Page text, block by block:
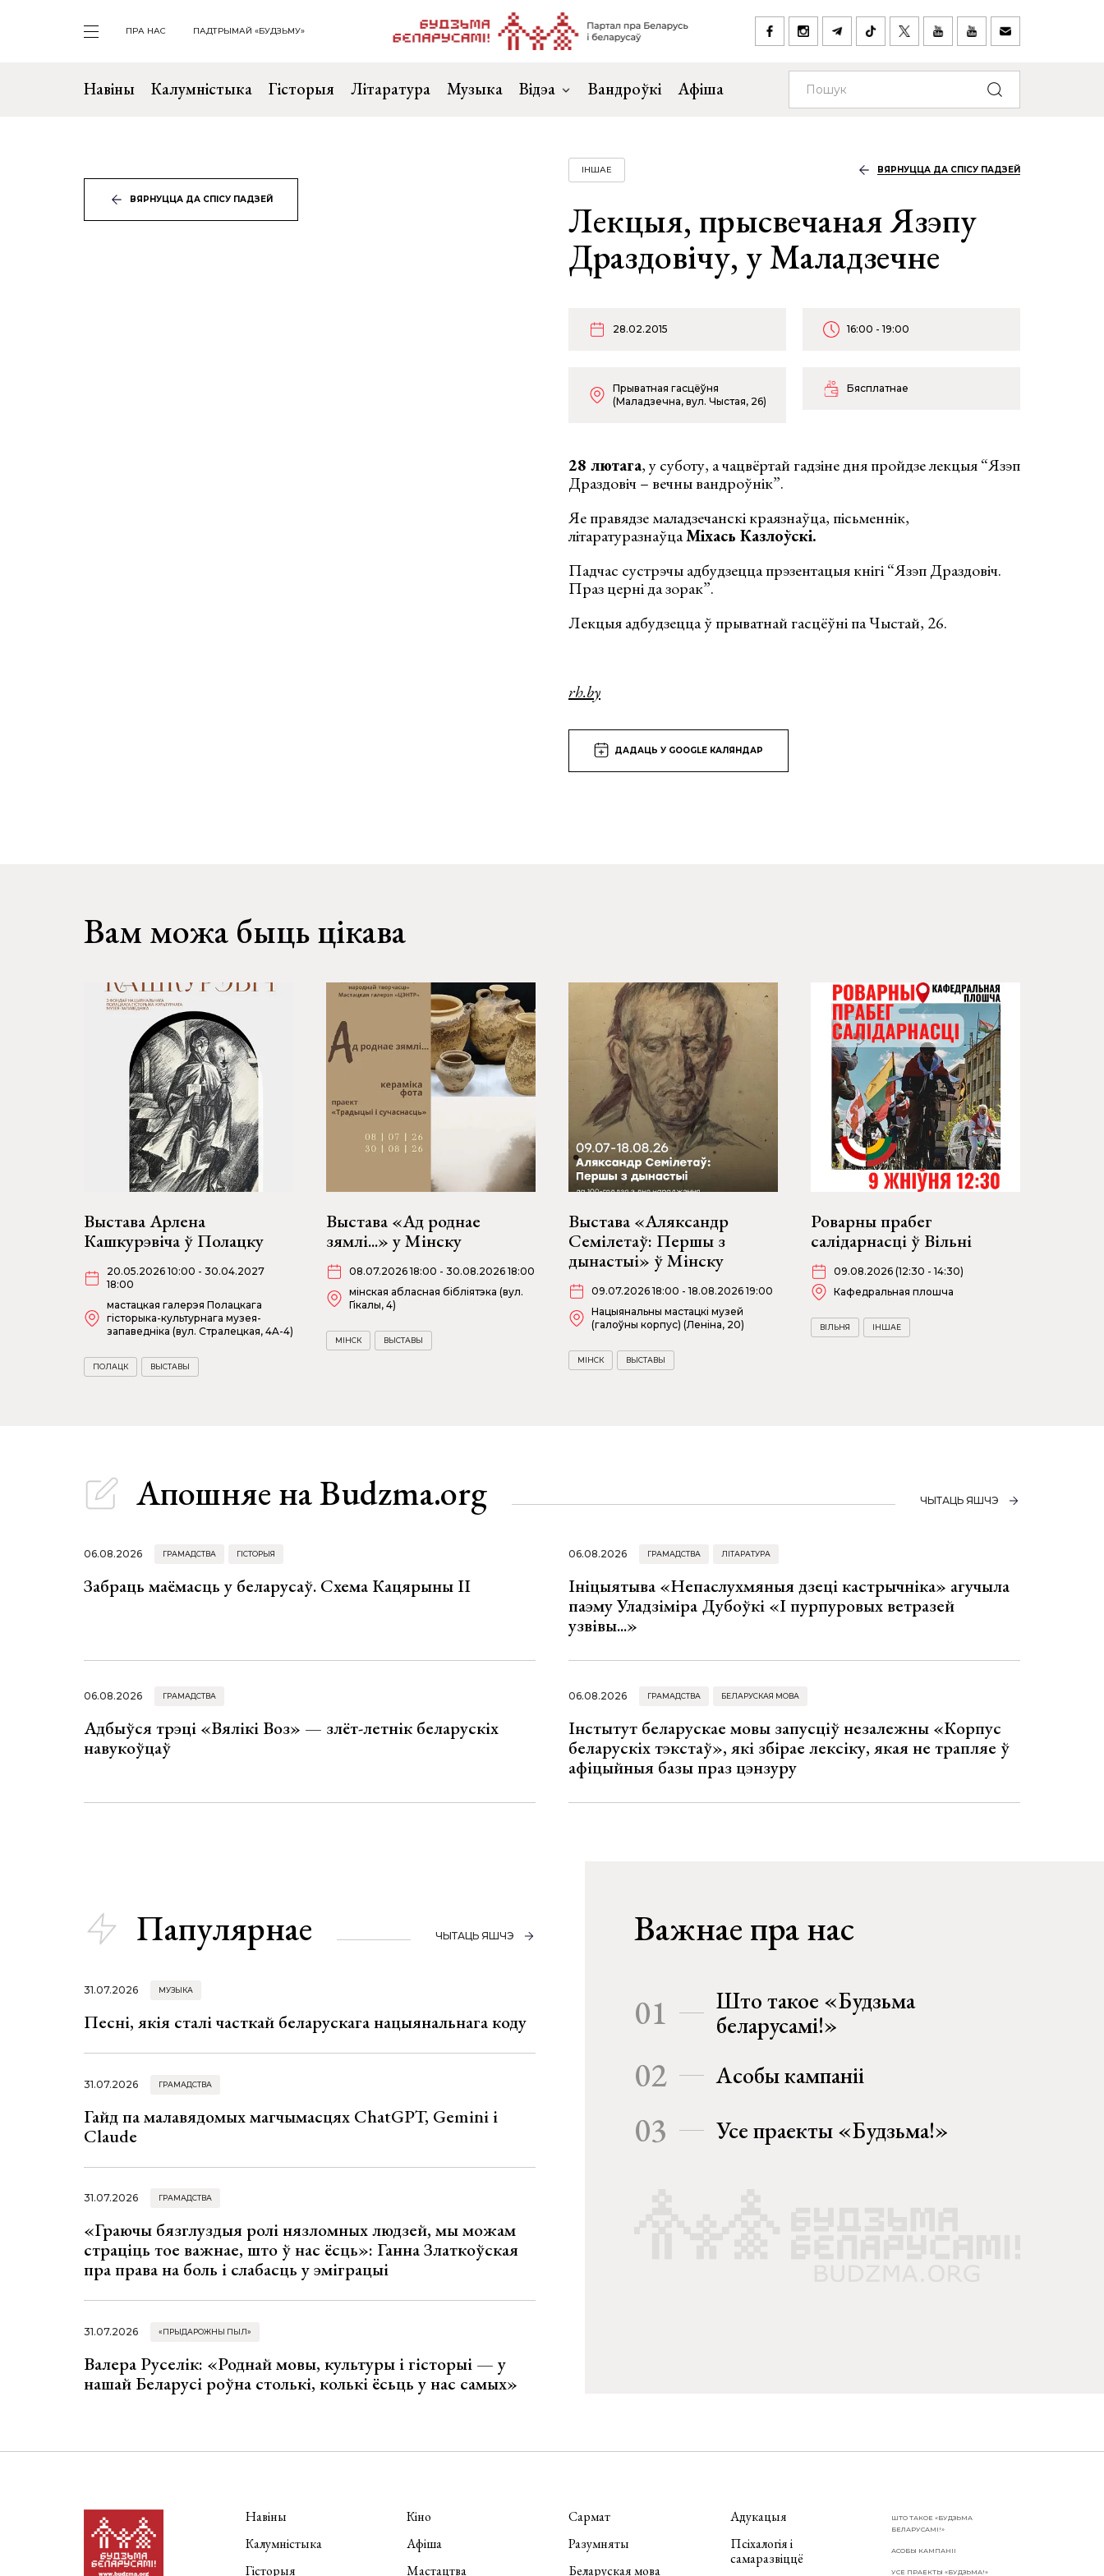
ПРА НАС ПАДТРЫМАЙ «БУДЗЬМУ»
Навіны Калумністыка Гісторыя Літаратура Музыка Відэа Вандроўкі Афіша
ВЯРНУЦЦА ДА СПІСУ ПАДЗЕЙ
ІНШАЕ ВЯРНУЦЦА ДА СПІСУ ПАДЗЕЙ
Лекцыя, прысвечаная Язэпу
Драздовічу, у Маладзечне
28.02.2015 16:00 - 19:00
Прыватная гасцёўня
(Маладзечна, вул. Чыстая, 26)
Бясплатнае
28 лютага, у суботу, а чацвёртай гадзіне дня пройдзе лекцыя “Язэп
Драздовіч – вечны вандроўнік”.
Яе правядзе маладзечанскі краязнаўца, пісьменнік,
літаратуразнаўцаМіхась Казлоўскі.
Падчас сустрэчы адбудзецца прэзентацыя кнігі “Язэп Драздовіч.
Праз церні да зорак”.
Лекцыя адбудзецца ў прыватнай гасцёўні па Чыстай, 26.
rh.by
ДАДАЦЬ У GOOGLE КАЛЯНДАР
Вам можа быць цікава
Выстава Арлена
Кашкурэвіча ў Полацку
20.05.2026 10:00 - 30.04.2027
18:00
мастацкая галерэя Полацкага
гісторыка-культурнага музея-
запаведніка (вул. Стралецкая, 4A-4)
ПОЛАЦК ВЫСТАВЫ
Выстава «Ад роднае
зямлі...» у Мінску
08.07.2026 18:00 - 30.08.2026 18:00
мінская абласная бібліятэка (вул.
Гікалы, 4)
МІНСК ВЫСТАВЫ
Выстава «Аляксандр
Семілетаў: Першы з
дынастыі» ў Мінску
09.07.2026 18:00 - 18.08.2026 19:00
Нацыянальны мастацкі музей
(галоўны корпус) (Леніна, 20)
МІНСК ВЫСТАВЫ
Роварны прабег
салідарнасці ў Вільні
09.08.2026 (12:30 - 14:30)
Кафедральная плошча
ВІЛЬНЯ ІНШАЕ
Апошняе на Budzma.org ЧЫТАЦЬ ЯШЧЭ
06.08.2026 ГРАМАДСТВА ГІСТОРЫЯ
Забраць маёмасць у беларусаў. Схема Кацярыны ІІ
06.08.2026 ГРАМАДСТВА ЛІТАРАТУРА
Ініцыятыва «Непаслухмяныя дзеці кастрычніка» агучыла
паэму Уладзіміра Дубоўкі «І пурпуровых ветразей
узвівы...»
06.08.2026 ГРАМАДСТВА
Адбыўся трэці «Вялікі Воз» — злёт-летнік беларускіх
навукоўцаў
06.08.2026 ГРАМАДСТВА БЕЛАРУСКАЯ МОВА
Інстытут беларускае мовы запусціў незалежны «Корпус
беларускіх тэкстаў», які збірае лексіку, якая не трапляе ў
афіцыйныя базы праз цэнзуру
Папулярнае ЧЫТАЦЬ ЯШЧЭ
31.07.2026 МУЗЫКА
Песні, якія сталі часткай беларускага нацыянальнага коду
31.07.2026 ГРАМАДСТВА
Гайд па малавядомых магчымасцях ChatGPT, Gemini і
Claude
31.07.2026 ГРАМАДСТВА
«Граючы бязглуздыя ролі нязломных людзей, мы можам
страціць тое важнае, што ў нас ёсць»: Ганна Златкоўская
пра права на боль і слабасць у эміграцыі
31.07.2026 «ПРЫДАРОЖНЫ ПЫЛ»
Валера Руселік: «Роднай мовы, культуры і гісторыі — у
нашай Беларусі роўна столькі, колькі ёсьць у нас самых»
Важнае пра нас
01
Што такое «Будзьма
беларусамі!»
02 Асобы кампаніі
03 Усе праекты «Будзьма!»
Навіны
Калумністыка
Гісторыя
Кіно
Афіша
Мастацтва
Сармат
Разумняты
Беларуская мова
Адукацыя
Псіхалогія і
самаразвіццё
ШТО ТАКОЕ «БУДЗЬМА
БЕЛАРУСАМІ!»
АСОБЫ КАМПАНІІ
УСЕ ПРАЕКТЫ «БУДЗЬМА!»